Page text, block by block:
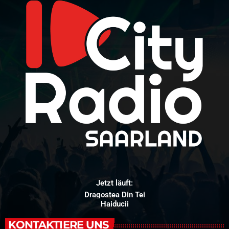
Jetzt läuft:
Dragostea Din Tei
Haiducii
KONTAKTIERE UNS